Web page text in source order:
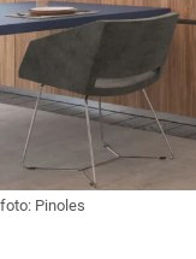
foto: Pinoles